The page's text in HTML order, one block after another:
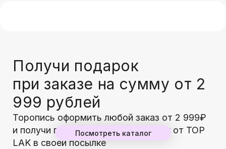
Получи подарок
при заказе на сумму от 2
999 рублей
Торопись оформить любой заказ от 2 999₽
и получи гарантированный подарок от TOP
LAK в своей посылке
Посмотреть каталог